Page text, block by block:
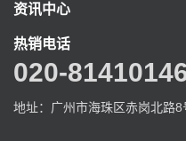
资讯中心
热销电话
020-
地址：广州市海珠区赤岗北路